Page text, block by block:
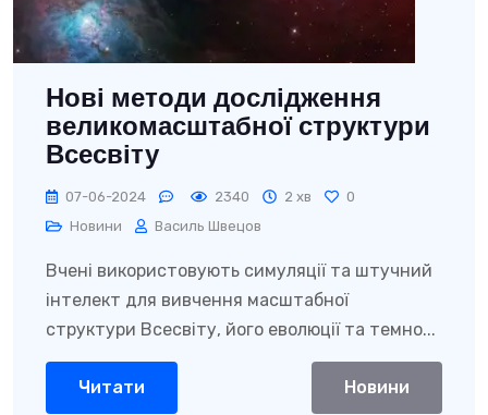
Нові методи дослідження
великомасштабної структури
Всесвіту
07-06-2024 2340 2 хв
0
Новини
Василь Швецов
Вчені використовують симуляції та штучний
інтелект для вивчення масштабної
структури Всесвіту, його еволюції та темно...
Читати Новини